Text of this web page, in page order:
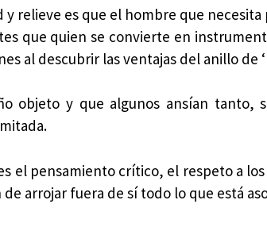
relieve es que el hombre que
que quien se convierte en
al descubrir las ventajas del anillo de
objeto y que algunos ansían tanto,
el pensamiento crítico, el respeto a
arrojar fuera de sí todo lo que está